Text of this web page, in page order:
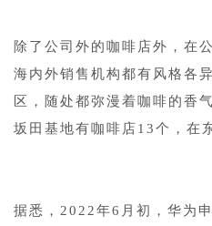
除了公司外的咖啡店外，在
海内外销售机构都有风格各
区，随处都弥漫着咖啡的香
坂田基地有咖啡店13个，在
据悉，2022年6月初，华为